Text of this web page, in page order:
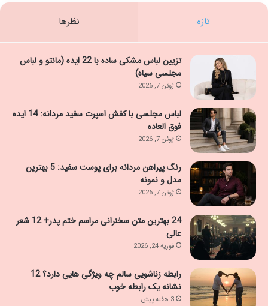
تازه نظرها
تزیین لباس مشکی ساده با 22 ایده (مانتو و لباس
مجلسی سیاه)
ژوئن 7, 2026
لباس مجلسی با کفش اسپرت سفید مردانه: 14 ایده
فوق العاده
ژوئن 7, 2026
رنگ پیراهن مردانه برای پوست سفید: 5 بهترین
مدل و نمونه
ژوئن 7, 2026
24 بهترین متن سخنرانی مراسم ختم پدر+ 12 شعر
عالی
فوریه 24, 2026
رابطه زناشویی سالم چه ویژگی هایی دارد؟ 12
نشانه یک رابطه خوب
3 هفته پیش